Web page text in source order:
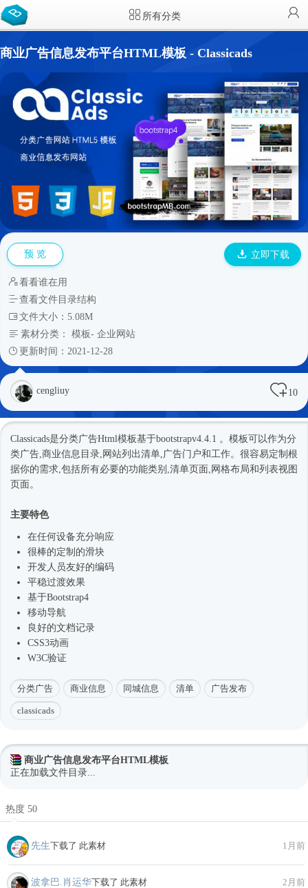
所有分类
商业广告信息发布平台HTML模板 - Classicads
预 览 立即下载
看看谁在用
查看文件目录结构
文件大小：5.08M
素材分类： 模板- 企业网站
更新时间：2021-12-28
cengliuy 10
Classicads是分类广告Html模板基于bootstrapv4.4.1 。模板可以作为分
类广告,商业信息目录,网站列出清单,广告门户和工作。很容易定制根
据你的需求,包括所有必要的功能类别,清单页面,网格布局和列表视图
页面。
主要特色
在任何设备充分响应
很棒的定制的滑块
开发人员友好的编码
平稳过渡效果
基于Bootstrap4
移动导航
良好的文档记录
CSS3动画
W3C验证
分类广告 商业信息 同城信息 清单 广告发布
classicads
商业广告信息发布平台HTML模板
正在加载文件目录...
热度 50
先生下载了 此素材 1月前
波拿巴.肖运华下载了 此素材 2月前